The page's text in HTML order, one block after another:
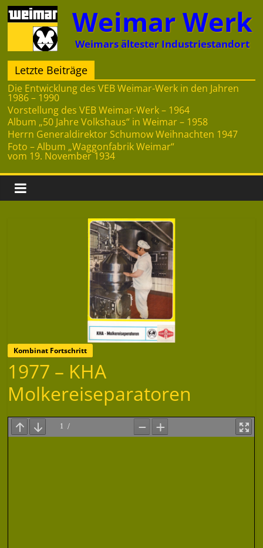
Zum
Inhalt
springen
Weimar Werk
Weimars ältester Industriestandort
Letzte Beiträge
Die Entwicklung des VEB Weimar-Werk in den Jahren
1986 – 1990
Vorstellung des VEB Weimar-Werk – 1964
Album „50 Jahre Volkshaus“ in Weimar – 1958
Herrn Generaldirektor Schumow Weihnachten 1947
Foto – Album „Waggonfabrik Weimar“
vom 19. November 1934
Kombinat Fortschritt
1977 – KHA
Molkereiseparatoren